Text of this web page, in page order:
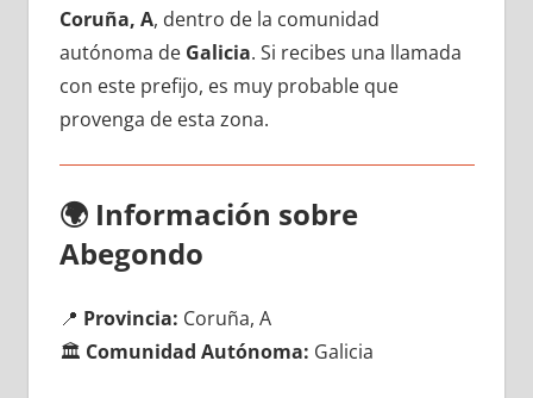
Coruña, A, dentro dе la comunidad
autónoma dе Galicia. Si recibes una llamada
сοn еstе prefijo, es muy probable quе
provenga dе esta zona.
🌍 Información sobre
Abegondo
📍 Provincia: Coruña, A
🏛️ Comunidad Autónoma: Galicia